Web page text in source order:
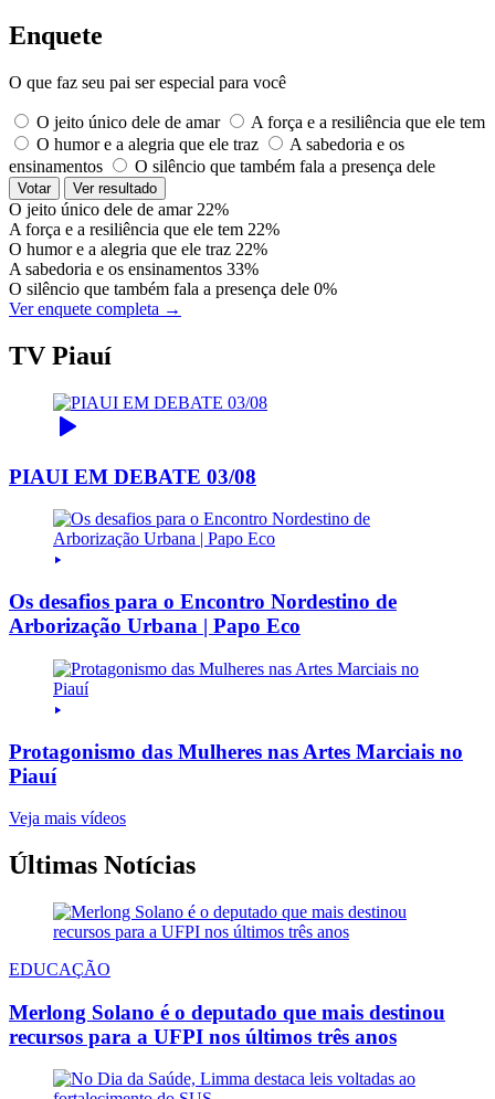
Enquete
O que faz seu pai ser especial para você
O jeito único dele de amar
A força e a resiliência que ele tem
O humor e a alegria que ele traz
A sabedoria e os
ensinamentos
O silêncio que também fala a presença dele
Votar Ver resultado
O jeito único dele de amar 22%
A força e a resiliência que ele tem 22%
O humor e a alegria que ele traz 22%
A sabedoria e os ensinamentos 33%
O silêncio que também fala a presença dele 0%
Ver enquete completa →
TV Piauí
PIAUI EM DEBATE 03/08
Os desafios para o Encontro Nordestino de
Arborização Urbana | Papo Eco
Protagonismo das Mulheres nas Artes Marciais no
Piauí
Veja mais vídeos
Últimas Notícias
EDUCAÇÃO
Merlong Solano é o deputado que mais destinou
recursos para a UFPI nos últimos três anos